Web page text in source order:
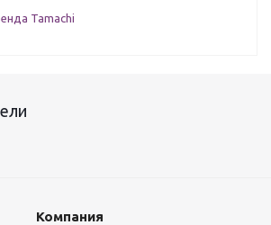
Tamachi
Компания